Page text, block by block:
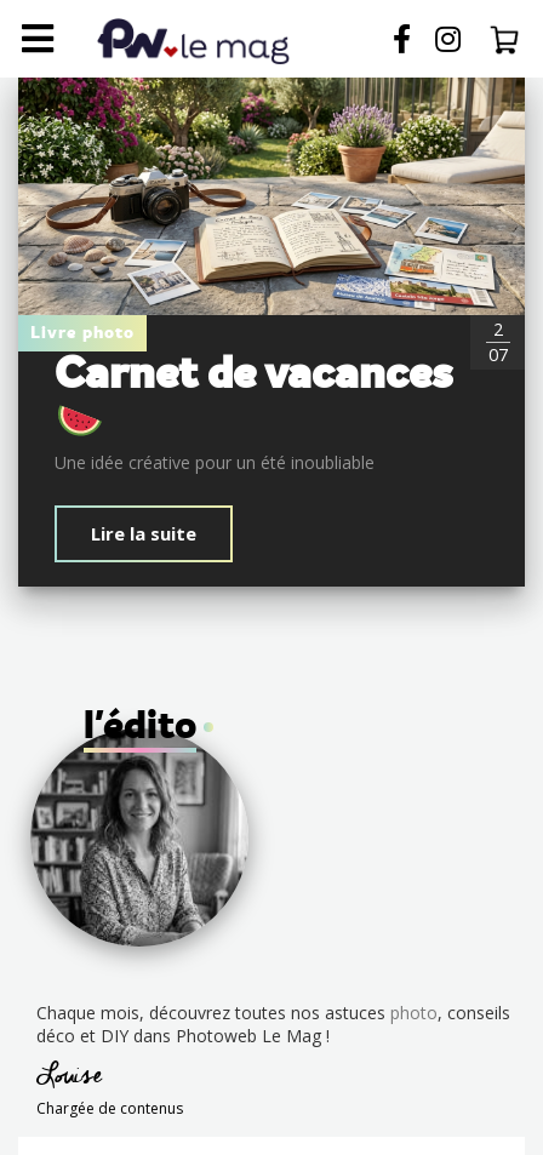
Livre photo
2
07
Carnet de vacances
Une idée créative pour un été inoubliable
Lire la suite
l'édito
Chaque mois, découvrez toutes nos astuces photo, conseils
déco et DIY dans Photoweb Le Mag !
Louise
Chargée de contenus